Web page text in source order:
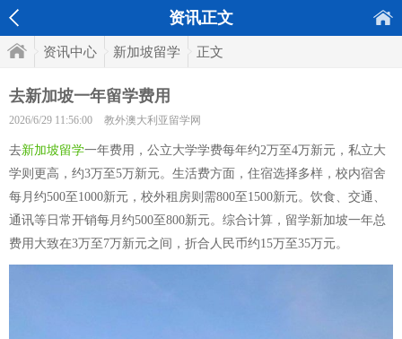
资讯正文
资讯中心 新加坡留学 正文
去新加坡一年留学费用
2026/6/29 11:56:00 教外澳大利亚留学网
去新加坡留学一年费用，公立大学学费每年约2万至4万新元，私立大
学则更高，约3万至5万新元。生活费方面，住宿选择多样，校内宿舍
每月约500至1000新元，校外租房则需800至1500新元。饮食、交通、
通讯等日常开销每月约500至800新元。综合计算，留学新加坡一年总
费用大致在3万至7万新元之间，折合人民币约15万至35万元。